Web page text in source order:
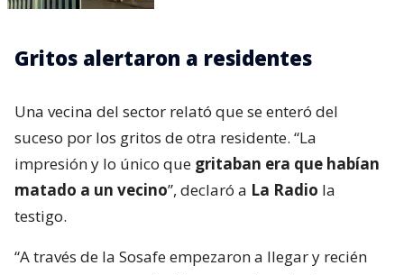
Gritos alertaron a residentes
Una vecina del sector relató que se enteró del
suceso por los gritos de otra residente. “La
impresión y lo único que gritaban era que habían
matado a un vecino”, declaró a La Radio la
testigo.
“A través de la Sosafe empezaron a llegar y recién